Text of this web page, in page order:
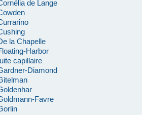
de Lange
la Chapelle
Harbor
capillaire
Diamond
Favre